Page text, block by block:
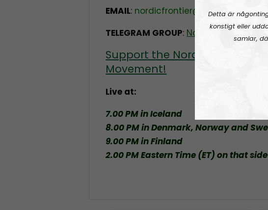
EMAIL:
TELEGRAM GROUP: Nordic Frontier
Support the Nordic Resistance
Movement!
Live at:
7.00 PM in Iceland
8.00 PM in Denmark, Norway and
9.00 PM in Finland
2.00 PM Eastern Time (ET) on that
Detta är
konstigt eller
samlar,